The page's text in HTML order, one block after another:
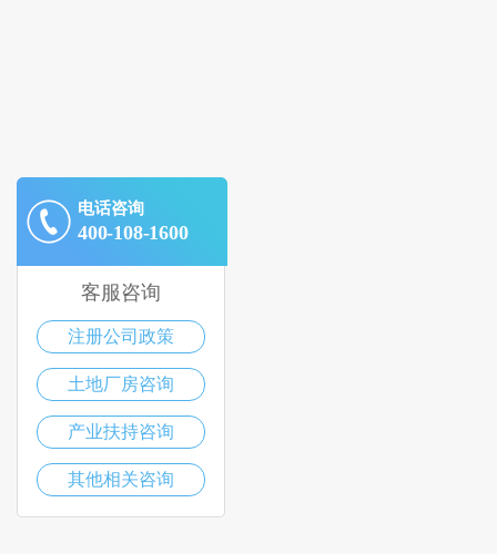
电话咨询
400-108-1600
客服咨询
注册公司政策
土地厂房咨询
产业扶持咨询
其他相关咨询